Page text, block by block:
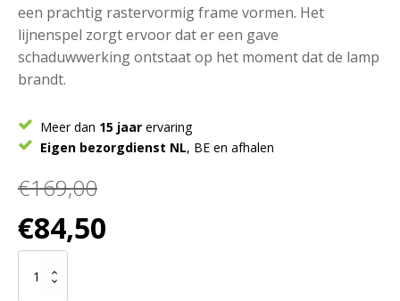
een prachtig rastervormig frame vormen. Het
lijnenspel zorgt ervoor dat er een gave
schaduwwerking ontstaat op het moment dat de lamp
brandt.
Meer dan 15 jaar ervaring
Eigen bezorgdienst NL, BE en afhalen
€169,00
Oorspronkelijke
prijs
was:
€169,00.
€84,50
Vloerlamp